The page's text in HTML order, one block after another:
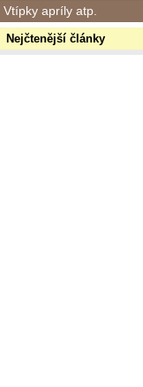
Vtípky apríly atp.
Nejčtenější články